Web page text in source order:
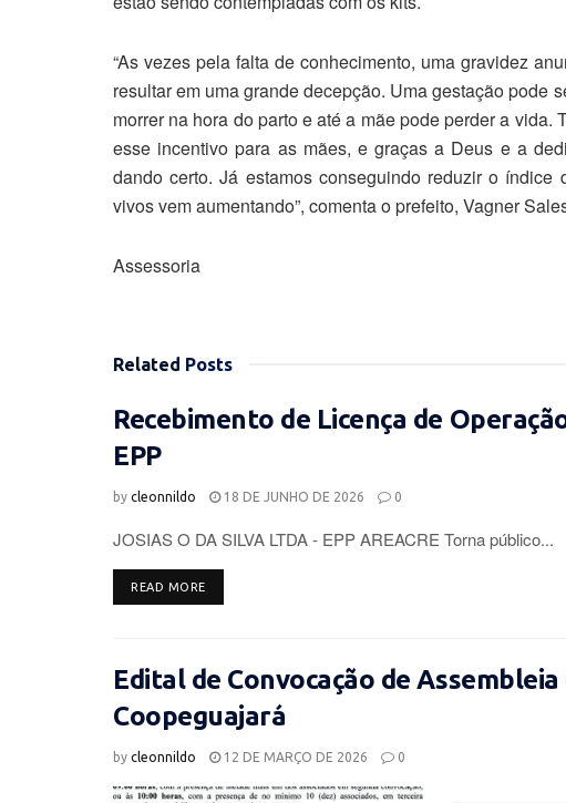
“As vezes pela falta de conhecimento, uma gravidez
resultar em uma grande decepção. Uma gestação pode
morrer na hora do parto e até a mãe pode perder a
esse incentivo para as mães, e graças a Deus e a
dando certo. Já estamos conseguindo reduzir o
vivos vem aumentando”, comenta o prefeito, Vagner
Assessoria
Related Posts
Recebimento de Licença de
EPP
by cleonnildo 18 DE JUNHO DE 2026 0
JOSIAS O DA SILVA LTDA - EPP AREACRE Torna público...
READ MOREDETAILS
Edital de Convocação de
Coopeguajará
by cleonnildo 12 DE MARÇO DE 2026 0